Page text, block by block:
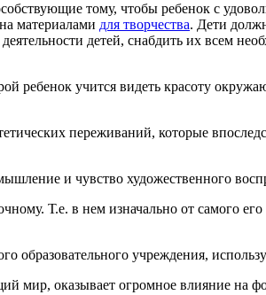
тому, чтобы ребенок с
материалами для творчества. Дети
детей, снабдить их всем
ребенок учится видеть красоту
переживаний, которые
и чувство художественного
Т.е. в нем изначально от самого
образовательного учреждения,
мир, оказывает огромное влияние на